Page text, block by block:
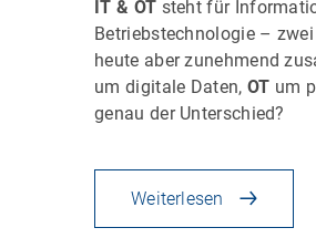
IT & OT steht für
Betriebstechnologie –
heute aber zunehmend
um digitale Daten, OT um
genau der Unterschied?
Weiterlesen